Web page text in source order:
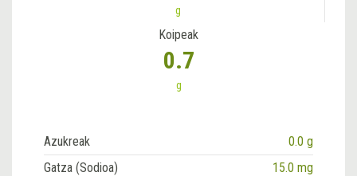
g
Koipeak
0.7
g
Azukreak
0.0 g
Gatza (Sodioa)
15.0 mg